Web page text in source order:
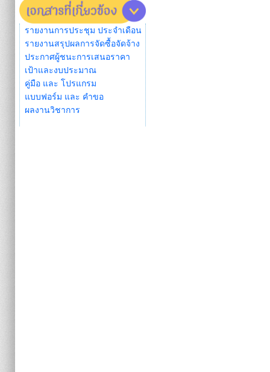
รายงานการประชุม ประจำเดือน
รายงานสรุปผลการจัดซื้อจัดจ้าง
ประกาศผู้ชนะการเสนอราคา
เป้าและงบประมาณ
คู่มือ และ โปรแกรม
แบบฟอร์ม และ คำขอ
ผลงานวิชาการ